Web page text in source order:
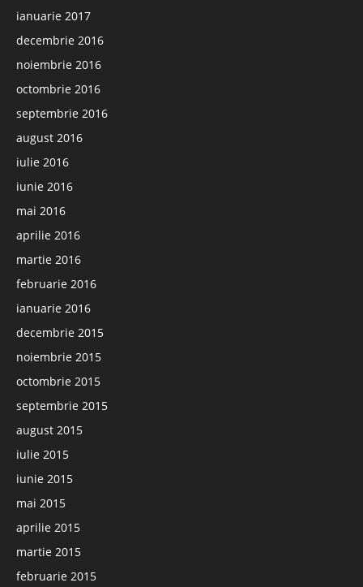
ianuarie 2017
decembrie 2016
noiembrie 2016
octombrie 2016
septembrie 2016
august 2016
iulie 2016
iunie 2016
mai 2016
aprilie 2016
martie 2016
februarie 2016
ianuarie 2016
decembrie 2015
noiembrie 2015
octombrie 2015
septembrie 2015
august 2015
iulie 2015
iunie 2015
mai 2015
aprilie 2015
martie 2015
februarie 2015